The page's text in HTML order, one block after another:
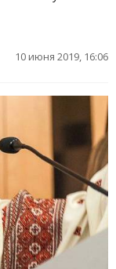
10 июня 2019, 16:06